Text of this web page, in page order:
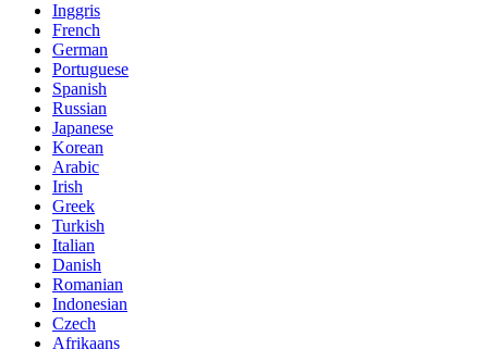
Inggris
French
German
Portuguese
Spanish
Russian
Japanese
Korean
Arabic
Irish
Greek
Turkish
Italian
Danish
Romanian
Indonesian
Czech
Afrikaans